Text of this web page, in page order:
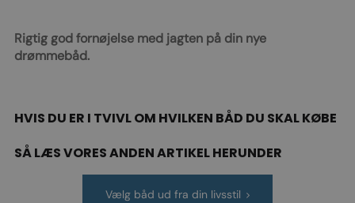
Rigtig god fornøjelse med jagten på din nye
drømmebåd.
HVIS DU ER I TVIVL OM HVILKEN BÅD DU SKAL KØBE
SÅ LÆS VORES ANDEN ARTIKEL HERUNDER
Vælg båd ud fra din livsstil